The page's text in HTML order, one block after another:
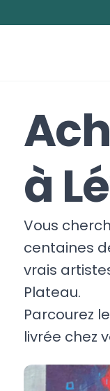
à
Vous
centaines
vrais
Plateau.
Parcourez
livrée chez